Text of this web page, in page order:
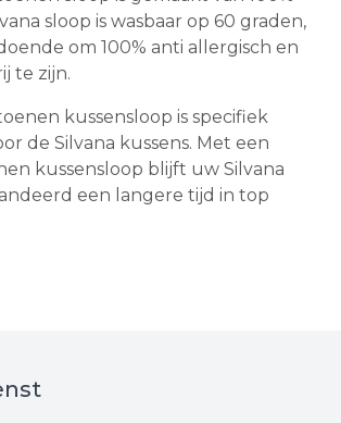
sloop is wasbaar op 60 graden,
om 100% anti allergisch en
te zijn.
kussensloop is specifiek
de Silvana kussens. Met een
kussensloop blijft uw Silvana
een langere tijd in top